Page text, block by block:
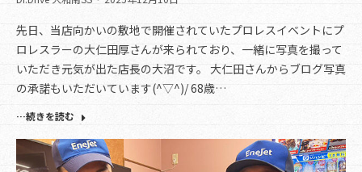
先日、当店向かいの敷地で開催されていたプロレスイベントにプ
ロレスラーの大仁田厚さんが来られており、一緒に写真を撮って
いただき元気が出た店長の大沼です。 大仁田さんからブログ写真
の承諾もいただいています(^▽^)/ 68歳…
…続きを読む